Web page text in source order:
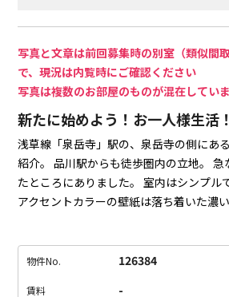
写真と文章は前回募集時の別室（類似間
で、現況は内覧時にご確認ください
写真は複数のお部屋のものが混在してい
新たに始めよう！お一人様生活！
浅草線「泉岳寺」駅の、泉岳寺の側にあ
紹介。
品川駅からも徒歩圏内の立地。 急
たところにありました。
室内はシンプル
アクセントカラーの壁紙は落ち着いた濃
にあるキッチンは、収納はもちろんコン
も綺麗。
あると嬉しい独立洗面台もあり
物件No. 126384
賃料 -